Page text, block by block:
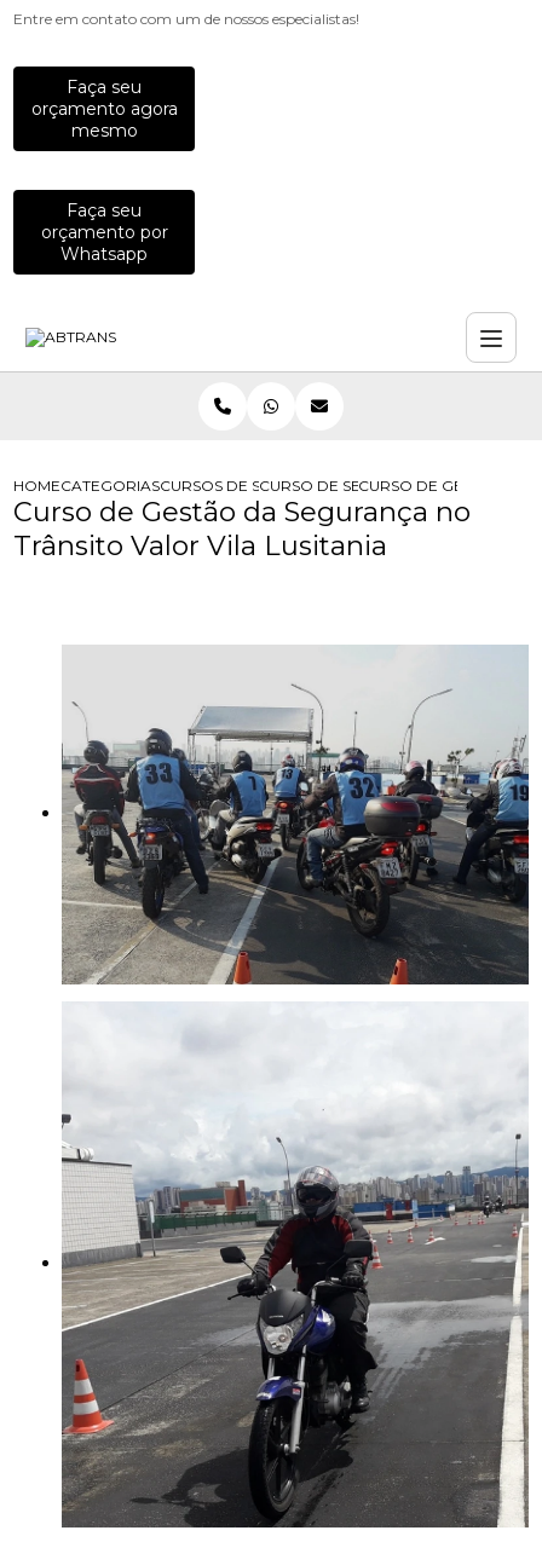
Entre em contato com um de nossos especialistas!
Faça seu
orçamento agora
mesmo
Faça seu
orçamento por
Whatsapp
HOMECATEGORIASCURSOS DE SEGURANCA NO TRANSITO
CURSO DE SEGURANCA NO
CURSO DE GESTAO DA
Curso de Gestão da Segurança no
Trânsito Valor Vila Lusitania